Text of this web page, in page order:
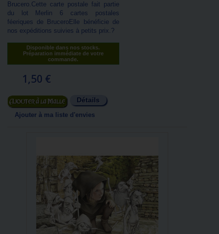
Brucero.Cette carte postale fait partie
du lot Merlin 6 cartes postales
féeriques de BruceroElle bénéficie de
nos expéditions suivies à petits prix.?
Disponible dans nos stocks.
Préparation immédiate de votre
commande.
1,50 €
Ajouter au panier Détails
Ajouter à ma liste d'envies